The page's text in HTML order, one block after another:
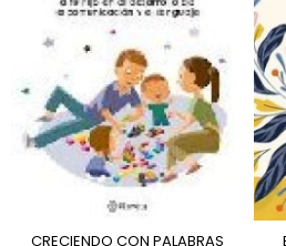
CRECIENDO CON PALABRAS